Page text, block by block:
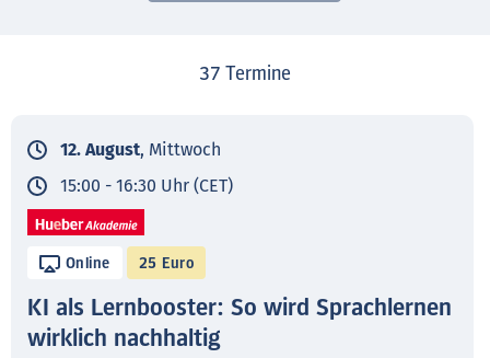
37 Termine
12. August, Mittwoch
15:00 - 16:30 Uhr (CET)
Online 25 Euro
KI als Lernbooster: So wird Sprachlernen
wirklich nachhaltig